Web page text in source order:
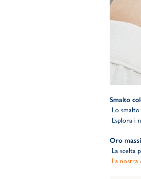
Smalto
Lo
Esplora i
Oro
La scelta
La nostra